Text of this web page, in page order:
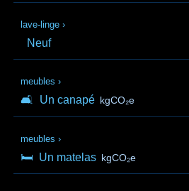
lave-linge ›
Neuf
meubles ›
🛋️ Un canapé kgCO₂e
meubles ›
🛏️ Un matelas kgCO₂e